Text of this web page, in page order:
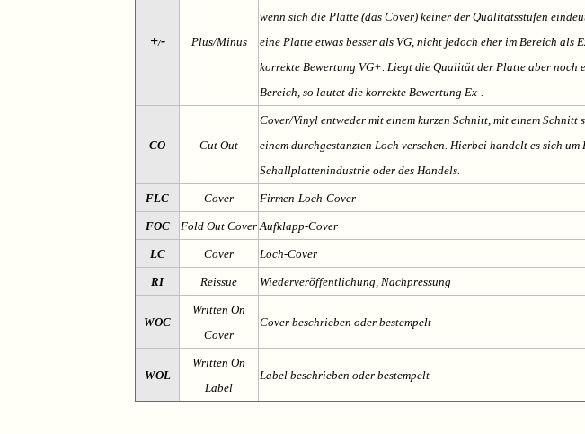
+/- Plus/Minus
wenn sich die Platte (das Cover) keiner der Qualitätsstufen
eine Platte etwas besser als VG, nicht jedoch eher im Bereich als
korrekte Bewertung VG+. Liegt die Qualität der Platte aber noch
Bereich, so lautet die korrekte Bewertung Ex-.
CO Cut Out
Cover/Vinyl entweder mit einem kurzen Schnitt, mit einem Schnitt
einem durchgestanzten Loch versehen. Hierbei handelt es sich um
Schallplattenindustrie oder des Handels.
FLC Cover Firmen-Loch-Cover
FOC Fold Out Cover Aufklapp-Cover
LC Cover Loch-Cover
RI Reissue Wiederveröffentlichung, Nachpressung
WOC
Written On
Cover
Cover beschrieben oder bestempelt
WOL
Written On
Label
Label beschrieben oder bestempelt